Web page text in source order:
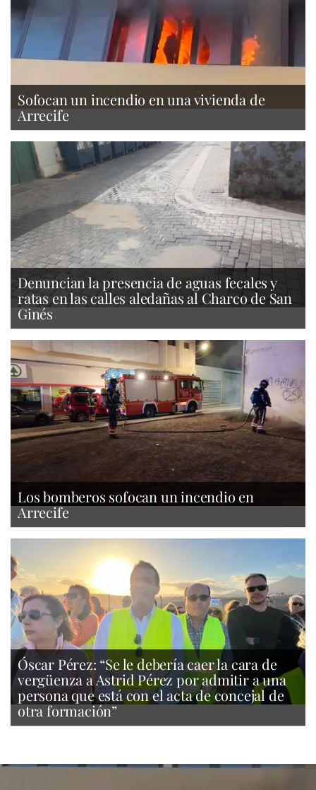
Sofocan un incendio en una vivienda de
Arrecife
Denuncian la presencia de aguas fecales y
ratas en las calles aledañas al Charco de San
Ginés
Los bomberos sofocan un incendio en
Arrecife
Óscar Pérez: “Se le debería caer la cara de
vergüenza a Astrid Pérez por admitir a una
persona que está con el acta de concejal de
otra formación”